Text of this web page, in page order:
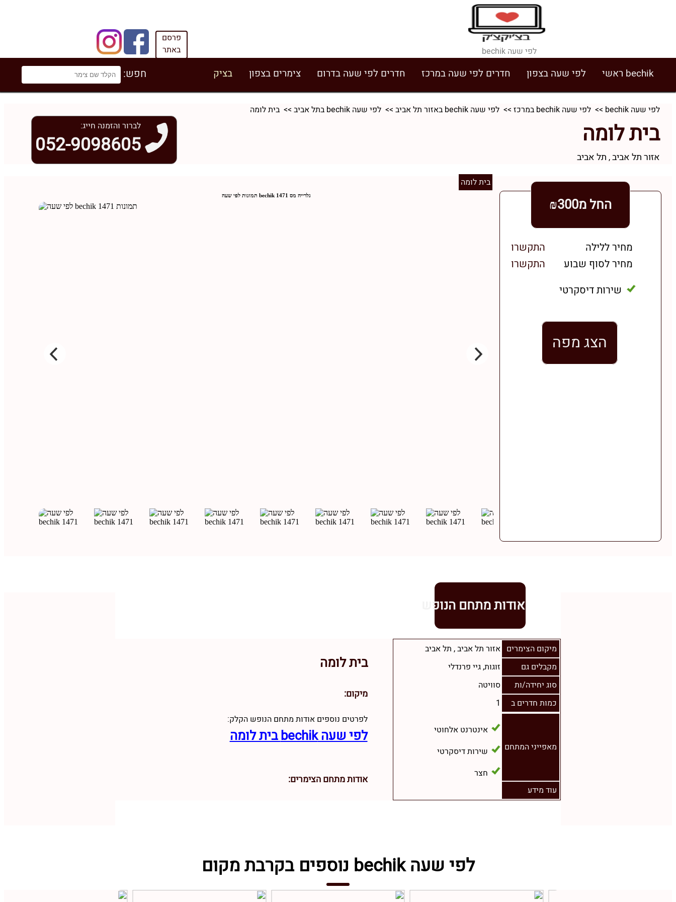
לפי שעה bechik
פרסם
באתר
bechik ראשי לפי שעה בצפון חדרים לפי שעה במרכז חדרים לפי שעה בדרום צימרים בצפון בציק חפש:
לפי שעה bechik >> לפי שעה bechik במרכז >> לפי שעה bechik באזור תל אביב >> לפי שעה bechik בתל אביב >> בית לומה
בית לומה
אזור תל אביב, תל אביב
לברור והזמנה חייג:
052-9098605
החל מ₪300
מחיר ללילה
התקשרו
מחיר לסוף שבוע
התקשרו
שירות דיסקרטי
הצג מפה
בית לומה
אודות מתחם הנופש
מיקום הצימרים אזור תל אביב, תל אביב
מקבלים גם
זוגות, גיי פרנדלי
סוג יחידה/ות
סוויטה
כמות חדרים ב
1
מאפייני המתחם
אינטרנט אלחוטי
שירות דיסקרטי
חצר
עוד מידע
בית לומה
מיקום:
לפרטים נוספים אודות מתחם הנופש הקלק:
לפי שעה bechik בית לומה
אודות מתחם הצימרים:
לפי שעה bechik נוספים בקרבת מקום